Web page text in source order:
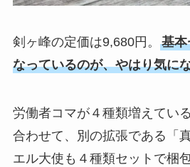
剣ヶ峰の定価は9,680円。 基本
なっているのが、やはり気に
労働者コマが４種類増えてい
合わせて、別の拡張である「
エル大使も４種類セットで梱